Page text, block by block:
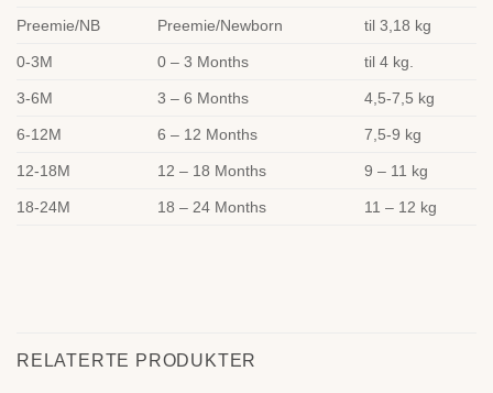
Preemie/NB Preemie/Newborn til 3,18 kg
0-3M 0 – 3 Months til 4 kg.
3-6M 3 – 6 Months 4,5-7,5 kg
6-12M 6 – 12 Months 7,5-9 kg
12-18M 12 – 18 Months 9 – 11 kg
18-24M 18 – 24 Months 11 – 12 kg
RELATERTE PRODUKTER